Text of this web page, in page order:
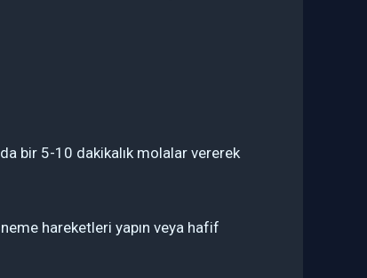
bir 5-10 dakikalık molalar vererek
hareketleri yapın veya hafif